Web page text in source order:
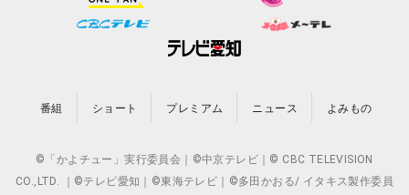
番組 ショート プレミアム ニュース よみもの
©「かよチュー」実行委員会｜©中京テレビ｜© CBC TELEVISION
CO.,LTD. ｜©テレビ愛知｜©東海テレビ｜©多田かおる/ イタキス製作委員